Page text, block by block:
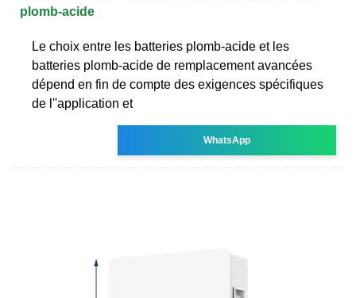
plomb-acide
Le choix entre les batteries plomb-acide et les
batteries plomb-acide de remplacement avancées
dépend en fin de compte des exigences spécifiques
de l''application et
WhatsApp